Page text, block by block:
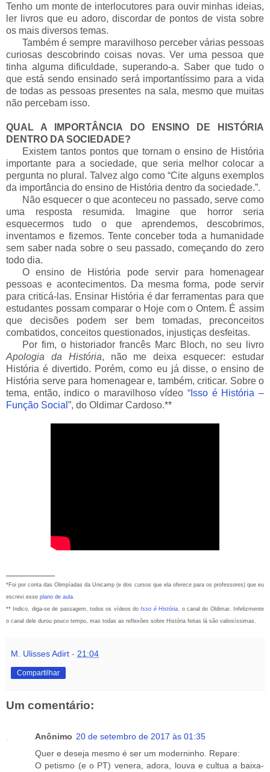
Tenho um monte de interlocutores para ouvir minhas ideias,
ler livros que eu adoro, discordar de pontos de vista sobre
os mais diversos temas.
Também é sempre maravilhoso perceber várias pessoas
curiosas descobrindo coisas novas. Ver uma pessoa que
tinha alguma dificuldade, superando-a. Saber que tudo o
que está sendo ensinado será importantíssimo para a vida
de todas as pessoas presentes na sala, mesmo que muitas
não percebam isso.
QUAL A IMPORTÂNCIA DO ENSINO DE HISTÓRIA
DENTRO DA SOCIEDADE?
Existem tantos pontos que tornam o ensino de História
importante para a sociedade, que seria melhor colocar a
pergunta no plural. Talvez algo como “Cite alguns exemplos
da importância do ensino de História dentro da sociedade.”.
Não esquecer o que aconteceu no passado, serve como
uma resposta resumida. Imagine que horror seria
esquecermos tudo o que aprendemos, descobrimos,
inventamos e fizemos. Tente conceber toda a humanidade
sem saber nada sobre o seu passado, começando do zero
todo dia.
O ensino de História pode servir para homenagear
pessoas e acontecimentos. Da mesma forma, pode servir
para criticá-las. Ensinar História é dar ferramentas para que
estudantes possam comparar o Hoje com o Ontem. É assim
que decisões podem ser bem tomadas, preconceitos
combatidos, conceitos questionados, injustiças desfeitas.
Por fim, o historiador francês Marc Bloch, no seu livro
Apologia da História, não me deixa esquecer: estudar
História é divertido. Porém, como eu já disse, o ensino de
História serve para homenagear e, também, criticar. Sobre o
tema, então, indico o maravilhoso vídeo “ Isso é História –
Função Social ”, do Oldimar Cardoso.**
*Foi por conta das Olimpíadas da Unicamp (e dos cursos que ela oferece para os professores) que eu
escrevi esse plano de aula
** Indico, diga-se de passagem, todos os vídeos doIsso é História , o canal do Oldimar. Infelizmente
o canal dele durou pouco tempo, mas todas as reflexões sobre História feitas lá são valiosíssimas.
M. Ulisses Adirt - 21:04
Compartilhar
Um comentário:
Anônimo 20 de setembro de 2017 às 01:35
Quer e deseja mesmo é ser um moderninho. Repare:
O petismo (e o PT) venera, adora, louva e cultua a baixa-